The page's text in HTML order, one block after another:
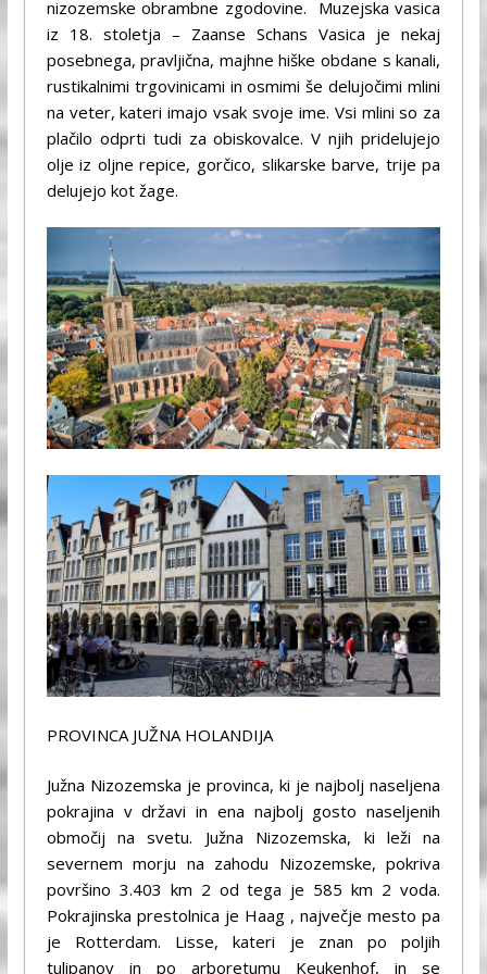
nizozemske obrambne zgodovine. Muzejska vasica
iz 18. stoletja – Zaanse Schans Vasica je nekaj
posebnega, pravljična, majhne hiške obdane s kanali,
rustikalnimi trgovinicami in osmimi še delujočimi mlini
na veter, kateri imajo vsak svoje ime. Vsi mlini so za
plačilo odprti tudi za obiskovalce. V njih pridelujejo
olje iz oljne repice, gorčico, slikarske barve, trije pa
delujejo kot žage.
PROVINCA JUŽNA HOLANDIJA
Južna Nizozemska je provinca, ki je najbolj naseljena
pokrajina v državi in ​​ena najbolj gosto naseljenih
območij na svetu. Južna Nizozemska, ki leži na
severnem morju na zahodu Nizozemske, pokriva
površino 3.403 km 2 od tega je 585 km 2 voda.
Pokrajinska prestolnica je Haag , največje mesto pa
je Rotterdam. Lisse, kateri je znan po poljih
tulipanov in po arboretumu Keukenhof, in se